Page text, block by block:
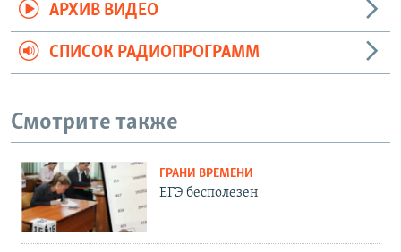
АРХИВ ВИДЕО
СПИСОК РАДИОПРОГРАММ
Смотрите также
ГРАНИ ВРЕМЕНИ
ЕГЭ бесполезен